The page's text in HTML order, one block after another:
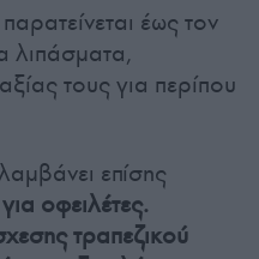
έως τον
λιπάσματα,
τους για περίπου
επίσης
οφειλέτες.
τραπεζικού